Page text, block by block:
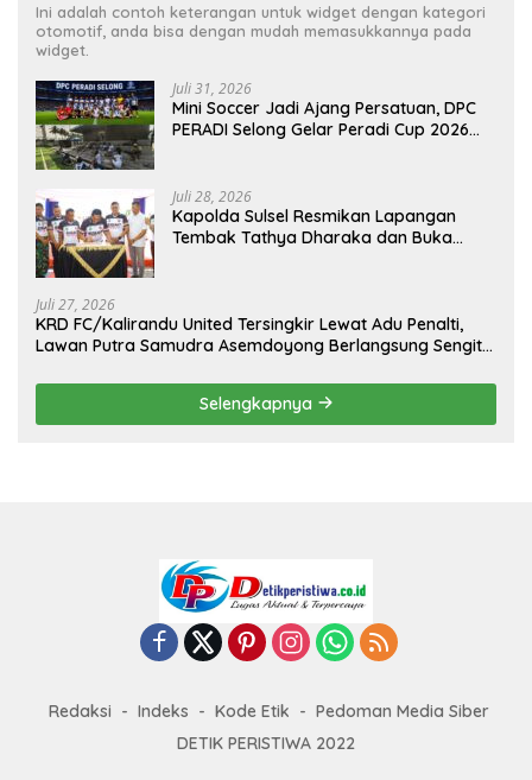
Ini adalah contoh keterangan untuk widget dengan kategori
otomotif, anda bisa dengan mudah memasukkannya pada
widget.
Juli 31, 2026
Mini Soccer Jadi Ajang Persatuan, DPC
PERADI Selong Gelar Peradi Cup 2026
Juli 28, 2026
Kapolda Sulsel Resmikan Lapangan
Tembak Tathya Dharaka dan Buka
Juli 27, 2026
KRD FC/Kalirandu United Tersingkir Lewat Adu Penalti,
Lawan Putra Samudra Asemdoyong Berlangsung Sengit
Selengkapnya
Redaksi Indeks Kode Etik
Pedoman Media Siber
DETIK PERISTIWA 2022